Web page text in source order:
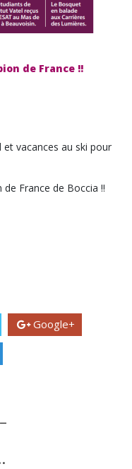
de France !!
vacances au ski pour
France de Boccia !!
Google+